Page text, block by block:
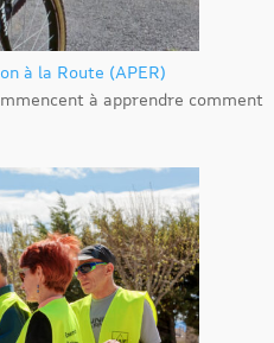
à la Route (APER)
à apprendre comment